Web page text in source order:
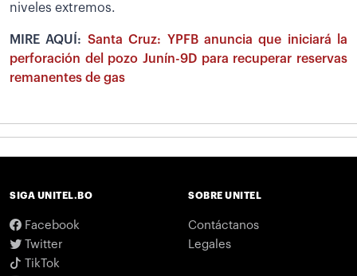
niveles extremos.
MIRE AQUÍ: Santa Cruz: YPFB anuncia que iniciará la
perforación del pozo Junín-9D para recuperar reservas
remanentes de gas
SIGA UNITEL.BO
Facebook
Twitter
TikTok
SOBRE UNITEL
Contáctanos
Legales